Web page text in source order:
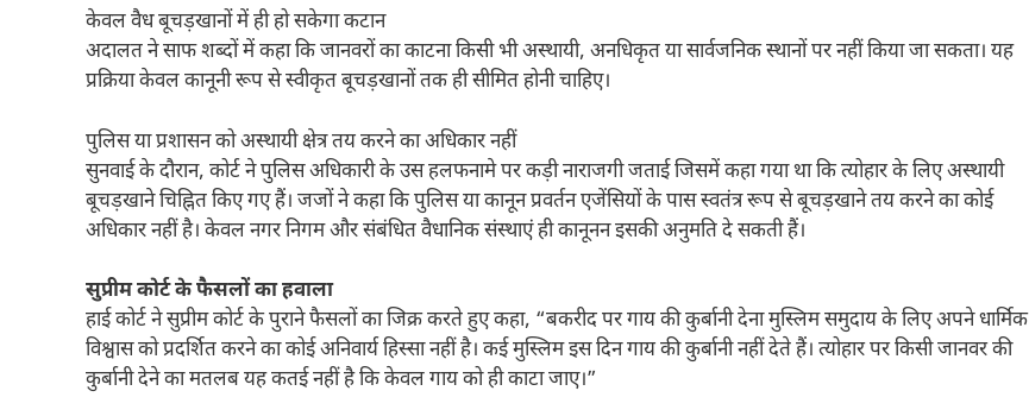
केवल वैध बूचड़खानों में ही हो सकेगा कटान
अदालत ने साफ शब्दों में कहा कि जानवरों का काटना किसी भी अस्थायी, अनधिकृत या सार्वजनिक स्थानों पर नहीं किया जा सकता। यह
प्रक्रिया केवल कानूनी रूप से स्वीकृत बूचड़खानों तक ही सीमित होनी चाहिए।
पुलिस या प्रशासन को अस्थायी क्षेत्र तय करने का अधिकार नहीं
सुनवाई के दौरान, कोर्ट ने पुलिस अधिकारी के उस हलफनामे पर कड़ी नाराजगी जताई जिसमें कहा गया था कि त्योहार के लिए अस्थायी
बूचड़खाने चिह्नित किए गए हैं। जजों ने कहा कि पुलिस या कानून प्रवर्तन एजेंसियों के पास स्वतंत्र रूप से बूचड़खाने तय करने का कोई
अधिकार नहीं है। केवल नगर निगम और संबंधित वैधानिक संस्थाएं ही कानूनन इसकी अनुमति दे सकती हैं।
सुप्रीम कोर्ट के फैसलों का हवाला
हाई कोर्ट ने सुप्रीम कोर्ट के पुराने फैसलों का जिक्र करते हुए कहा, “बकरीद पर गाय की कुर्बानी देना मुस्लिम समुदाय के लिए अपने धार्मिक
विश्वास को प्रदर्शित करने का कोई अनिवार्य हिस्सा नहीं है। कई मुस्लिम इस दिन गाय की कुर्बानी नहीं देते हैं। त्योहार पर किसी जानवर की
कुर्बानी देने का मतलब यह कतई नहीं है कि केवल गाय को ही काटा जाए।”